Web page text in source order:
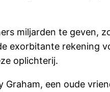
miljarden te geven,
exorbitante rekening
oplichterij.
een oude